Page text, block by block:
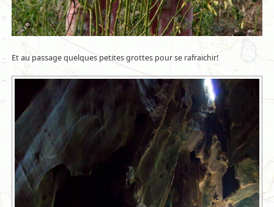
Et au passage quelques petites grottes pour se rafraichir!